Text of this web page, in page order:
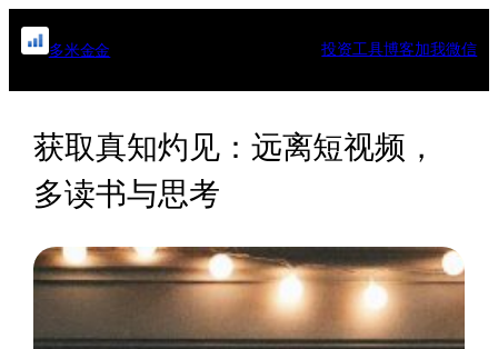
跳
至
多米金金 投资工具博客加我微信
获取真知灼见：远离短视频，
多读书与思考